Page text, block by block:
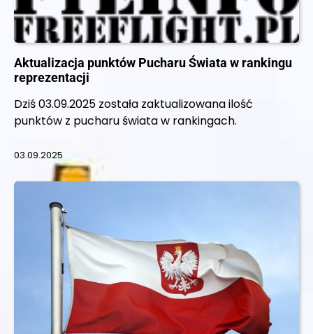
Aktualizacja punktów Pucharu Świata w rankingu
reprezentacji
Dziś 03.09.2025 została zaktualizowana ilość
punktów z pucharu świata w rankingach.
03.09.2025